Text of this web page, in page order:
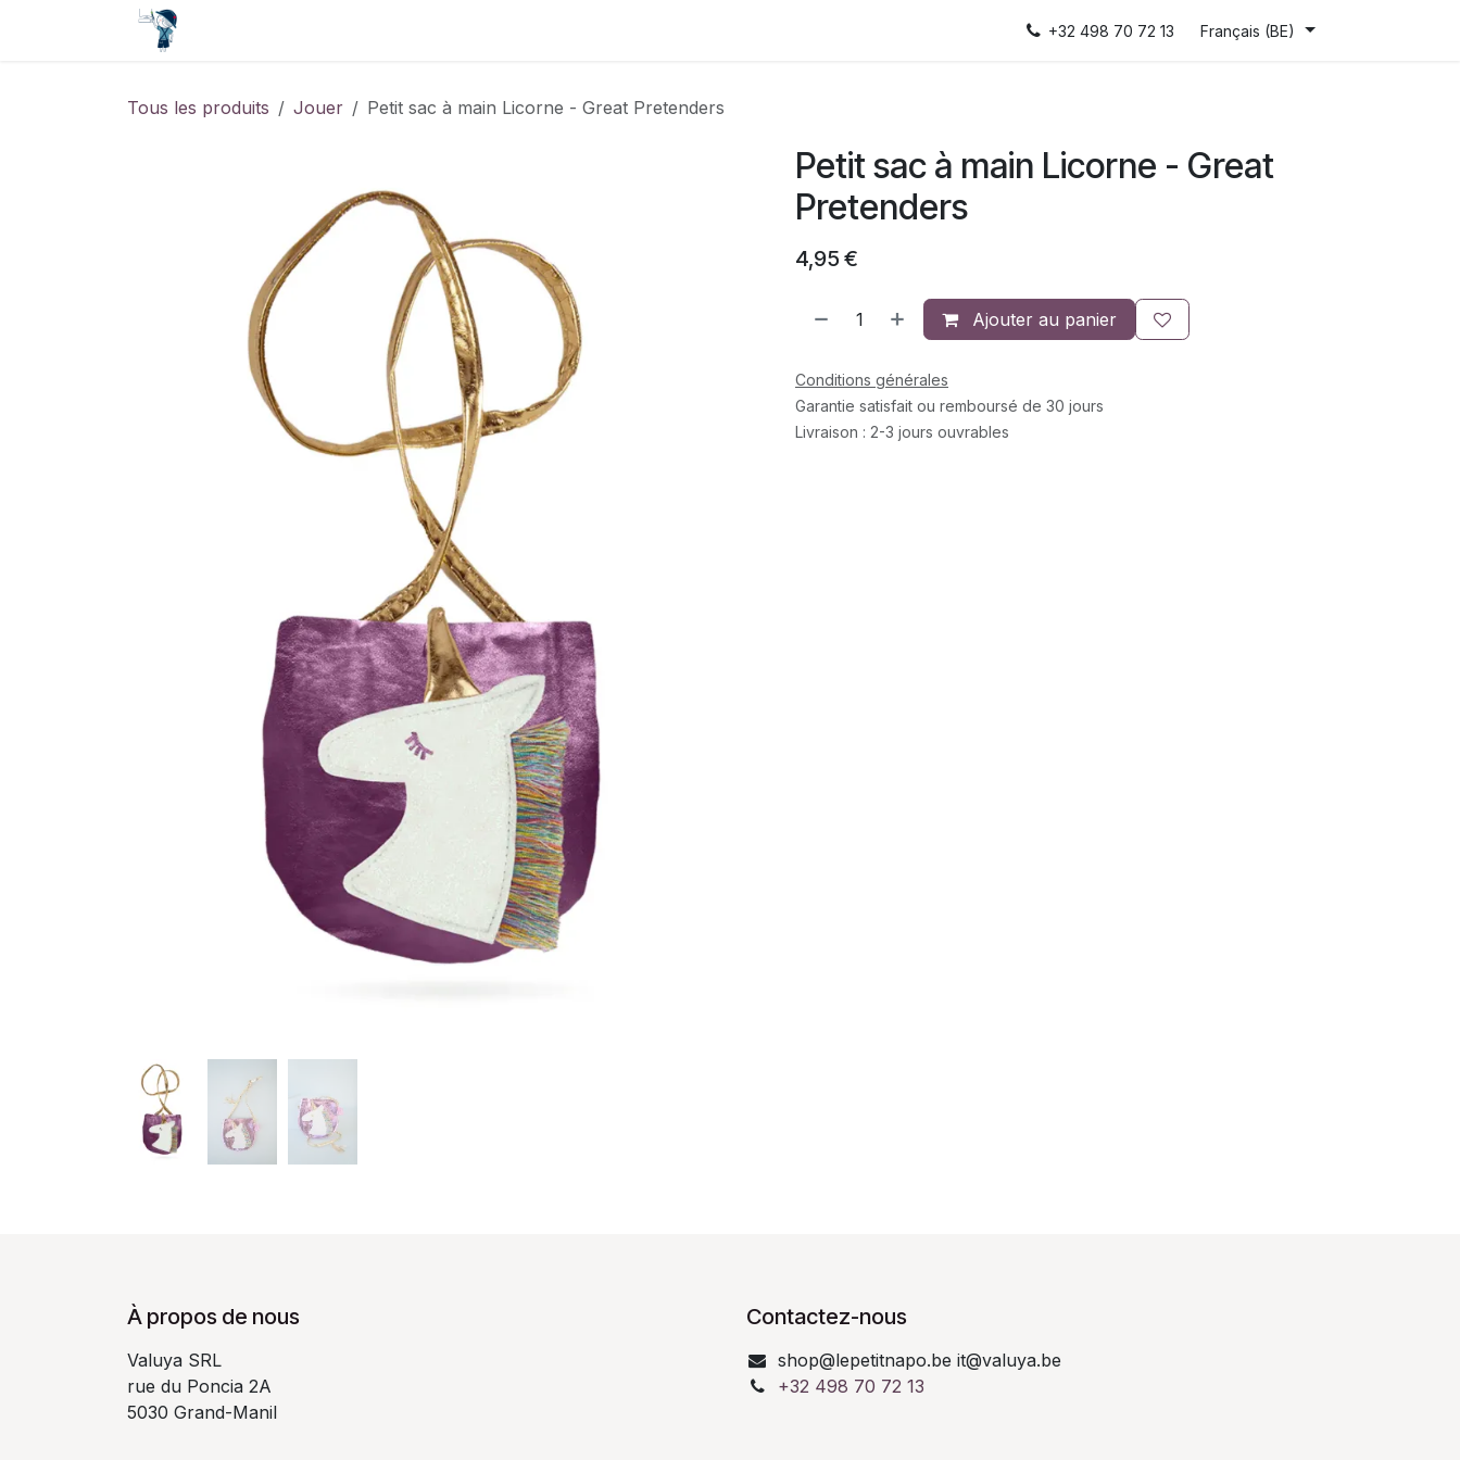
Se rendre au contenu
+32 498 70 72 13 Français (BE)
Tous les produits Jouer Petit sac à main Licorne - Great Pretenders
Petit sac à main Licorne - Great
Pretenders
4,95 €
Ajouter au panier
Conditions générales
Garantie satisfait ou remboursé de 30 jours
Livraison : 2-3 jours ouvrables
À propos de nous
Valuya SRL
rue du Poncia 2A
5030 Grand-Manil
Contactez-nous
shop@lepetitnapo.be it@valuya.be
+32 498 70 72 13